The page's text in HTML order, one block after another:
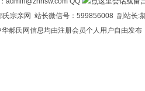
氏宗亲网 站长微信号：599856008 副站长:
郝氏网信息均由注册会员个人用户自由发